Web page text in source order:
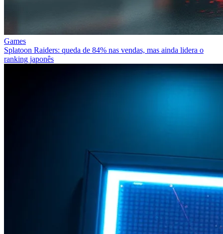
Games
Splatoon Raiders: queda de 84% nas vendas, mas ainda lidera o
ranking japonês